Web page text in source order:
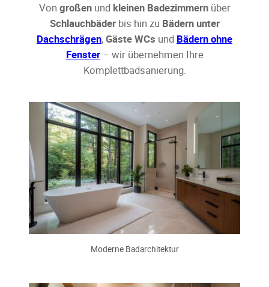
Von großenund kleinen Badezimmernüber
Schlauchbäderbis hin zu Bädern unter
Dachschrägen,Gäste WCs und Bädern ohne
Fenster– wir übernehmen Ihre
Komplettbadsanierung.
Moderne Badarchitektur